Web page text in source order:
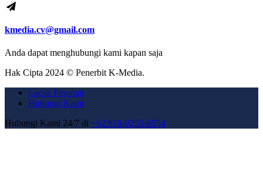
kmedia.cv@gmail.com
Anda dapat menghubungi kami kapan saja
Hak Cipta 2024 © Penerbit K-Media.
Lacak Pesanan
Hubungi Kami
Hubungi Kami 24/7 di +62 818-0255-6554